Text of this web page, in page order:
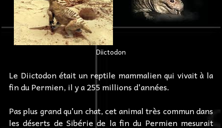
Diictodon
Le Diictodon était un reptile mammalien qui vivait à la
fin du Permien, il y a 255 millions d'années.
Pas plus grand qu'un chat, cet animal très commun dans
les déserts de Sibérie de la fin du Permien mesurait